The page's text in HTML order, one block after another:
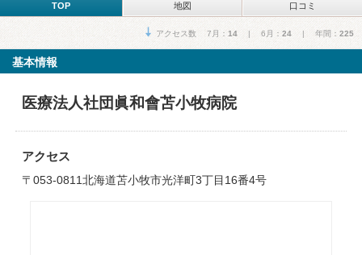
TOP 地図 口コミ
アクセス数 7月： 14 | 6月： 24 | 年間： 225
基本情報
医療法人社団眞和會苫小牧病院
アクセス
〒053-0811北海道苫小牧市光洋町3丁目16番4号